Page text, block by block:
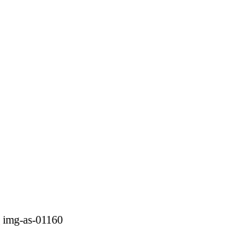
img-as-01160